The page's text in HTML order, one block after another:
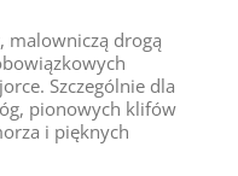
malowniczą drogą
Szczególnie dla
pionowych klifów
i pięknych